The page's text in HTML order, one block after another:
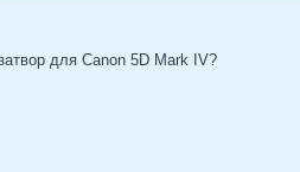
для Canon 5D Mark IV?